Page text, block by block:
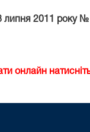
липня 2011 року №
онлайн